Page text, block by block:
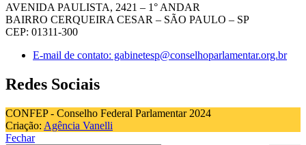
AVENIDA PAULISTA, 2421 – 1° ANDAR
BAIRRO CERQUEIRA CESAR – SÃO PAULO – SP
CEP: 01311-300
E-mail de contato: gabinetesp@conselhoparlamentar.org.br
Redes Sociais
CONFEP - Conselho Federal Parlamentar 2024
Criação: Agência Vanelli
Fechar